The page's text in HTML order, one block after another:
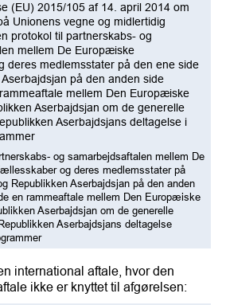
(EU) 2015/105 af 14. april 2014 om
Unionens vegne og midlertidig
protokol til partnerskabs- og
mellem De Europæiske
deres medlemsstater på den ene side
på den anden side
mellem Den Europæiske
Aserbajdsjan om de generelle
Aserbajdsjans deltagelse i
og samarbejdsaftalen mellem De
og deres medlemsstater på
Republikken Aserbajdsjan på den anden
en rammeaftale mellem Den Europæiske
Aserbajdsjan om de generelle
Aserbajdsjans deltagelse
international aftale, hvor den
ikke er knyttet til afgørelsen: